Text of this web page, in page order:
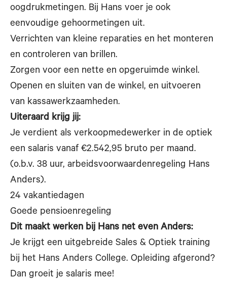
oogdrukmetingen. Bij Hans voer je ook
eenvoudige gehoormetingen uit.
Verrichten van kleine reparaties en het monteren
en controleren van brillen.
Zorgen voor een nette en opgeruimde winkel.
Openen en sluiten van de winkel, en uitvoeren
van kassawerkzaamheden.
Uiteraard krijg jij:
Je verdient als verkoopmedewerker in de optiek
een salaris vanaf €2.542,95 bruto per maand.
(o.b.v. 38 uur, arbeidsvoorwaardenregeling Hans
Anders).
24 vakantiedagen
Goede pensioenregeling
Dit maakt werken bij Hans net even Anders:
Je krijgt een uitgebreide Sales & Optiek training
bij het Hans Anders College. Opleiding afgerond?
Dan groeit je salaris mee!